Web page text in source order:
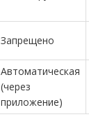
Запрещено
Автоматическая
(через
приложение)